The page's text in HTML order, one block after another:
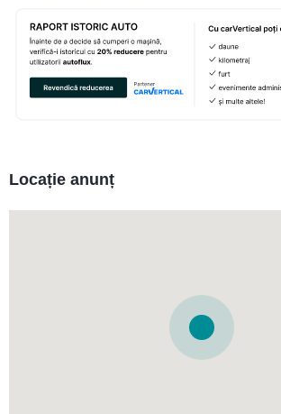
Locație anunț